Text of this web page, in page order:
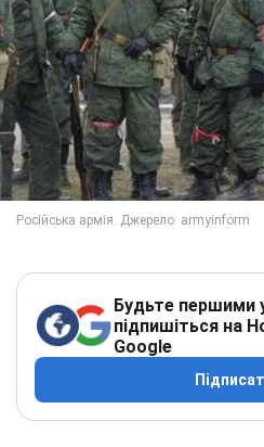
Будьте першими
підпишіться на
Google